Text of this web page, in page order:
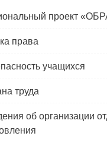
проект
права
учащихся
труда
об организации